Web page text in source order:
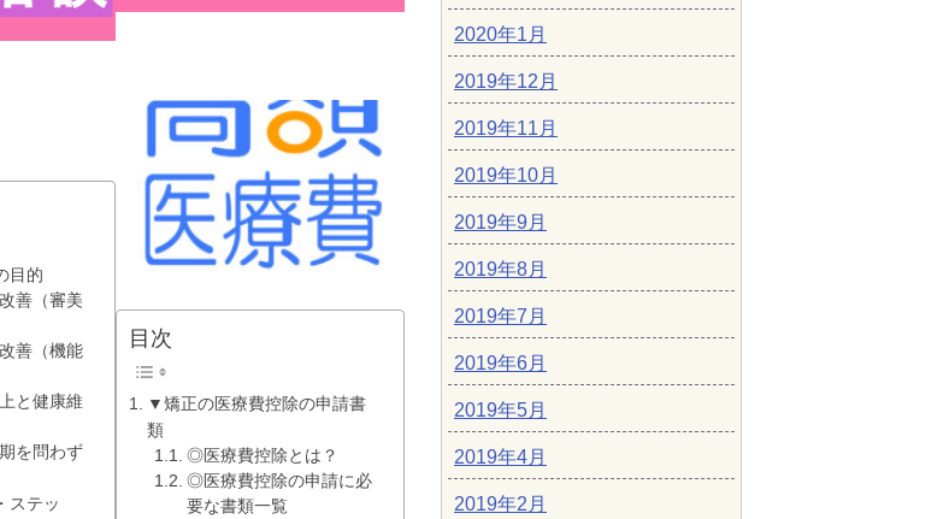
目的
善（審美
善（機能
と健康維
を問わず
ステッ
目次
▼矯正の医療費控除の申請書
類
◎医療費控除とは？
◎医療費控除の申請に必
要な書類一覧
2020年1月
2019年12月
2019年11月
2019年10月
2019年9月
2019年8月
2019年7月
2019年6月
2019年5月
2019年4月
2019年2月